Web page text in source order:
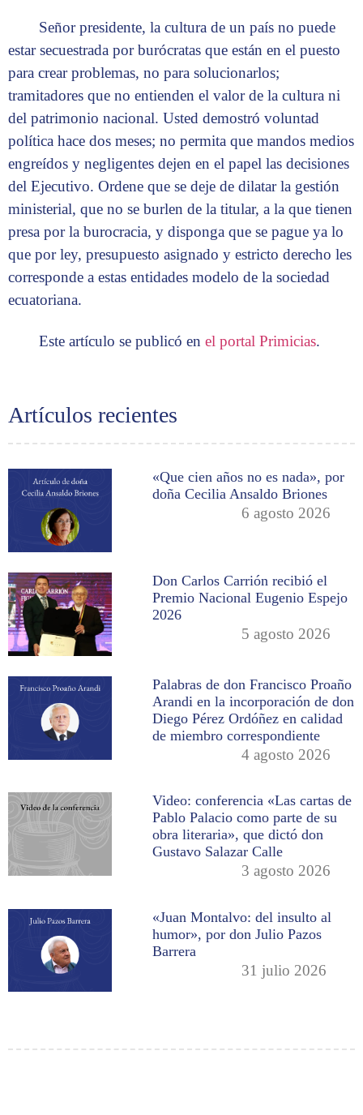
Artículos recientes
«Que cien años no es nada», por
doña Cecilia Ansaldo Briones
6 agosto 2026
Don Carlos Carrión recibió el
Premio Nacional Eugenio Espejo
2026
5 agosto 2026
Palabras de don Francisco Proaño
Arandi en la incorporación de don
Diego Pérez Ordóñez en calidad
de miembro correspondiente
4 agosto 2026
Video: conferencia «Las cartas de
Pablo Palacio como parte de su
obra literaria», que dictó don
Gustavo Salazar Calle
3 agosto 2026
«Juan Montalvo: del insulto al
humor», por don Julio Pazos
Barrera
31 julio 2026
Señor presidente, la cultura de un país no puede
estar secuestrada por burócratas que están en el puesto
para crear problemas, no para solucionarlos;
tramitadores que no entienden el valor de la cultura ni
del patrimonio nacional. Usted demostró voluntad
política hace dos meses; no permita que mandos medios
engreídos y negligentes dejen en el papel las decisiones
del Ejecutivo. Ordene que se deje de dilatar la gestión
ministerial, que no se burlen de la titular, a la que tienen
presa por la burocracia, y disponga que se pague ya lo
que por ley, presupuesto asignado y estricto derecho les
corresponde a estas entidades modelo de la sociedad
ecuatoriana.
Este artículo se publicó enel portal Primicias.